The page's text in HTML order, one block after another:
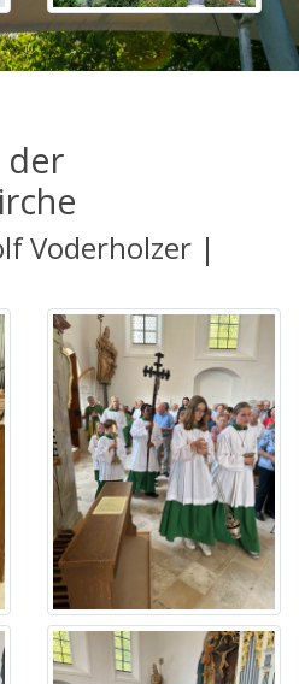
der
Voderholzer |